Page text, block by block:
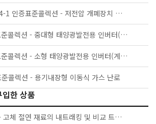
KS C IEC 60947-4-1 인증표준콜렉션 - 저전압 개폐장치 및 제어장치 — 제4-1부: 접촉기 및 모터기동기 — 전자식 접촉기 및 모터기동기
KS C 8565 인증표준콜렉션 - 중대형 태양광발전용 인버터(계통연계형, 독립형)
KS C 8564 인증표준콜렉션 - 소형 태양광발전용 인버터(계통연계형, 독립형)
콜렉션 - 용기내장형 이동식 가스 난로
한 상품
KS C IEC 60112 - 고체 절연 재료의 내트래킹 및 비교 트래킹 지수 측정 방법